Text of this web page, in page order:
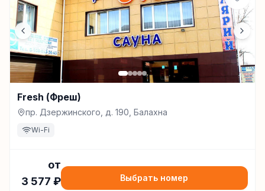
Fresh (Фреш)
пр. Дзержинского, д. 190, Балахна
Wi-Fi
от
3 577 ₽ Выбрать номер